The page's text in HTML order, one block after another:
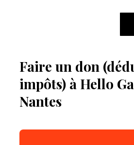
Faire un don
impôts) à Hello
Nantes